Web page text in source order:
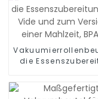
die
Versiegeln einer
BPA-frei